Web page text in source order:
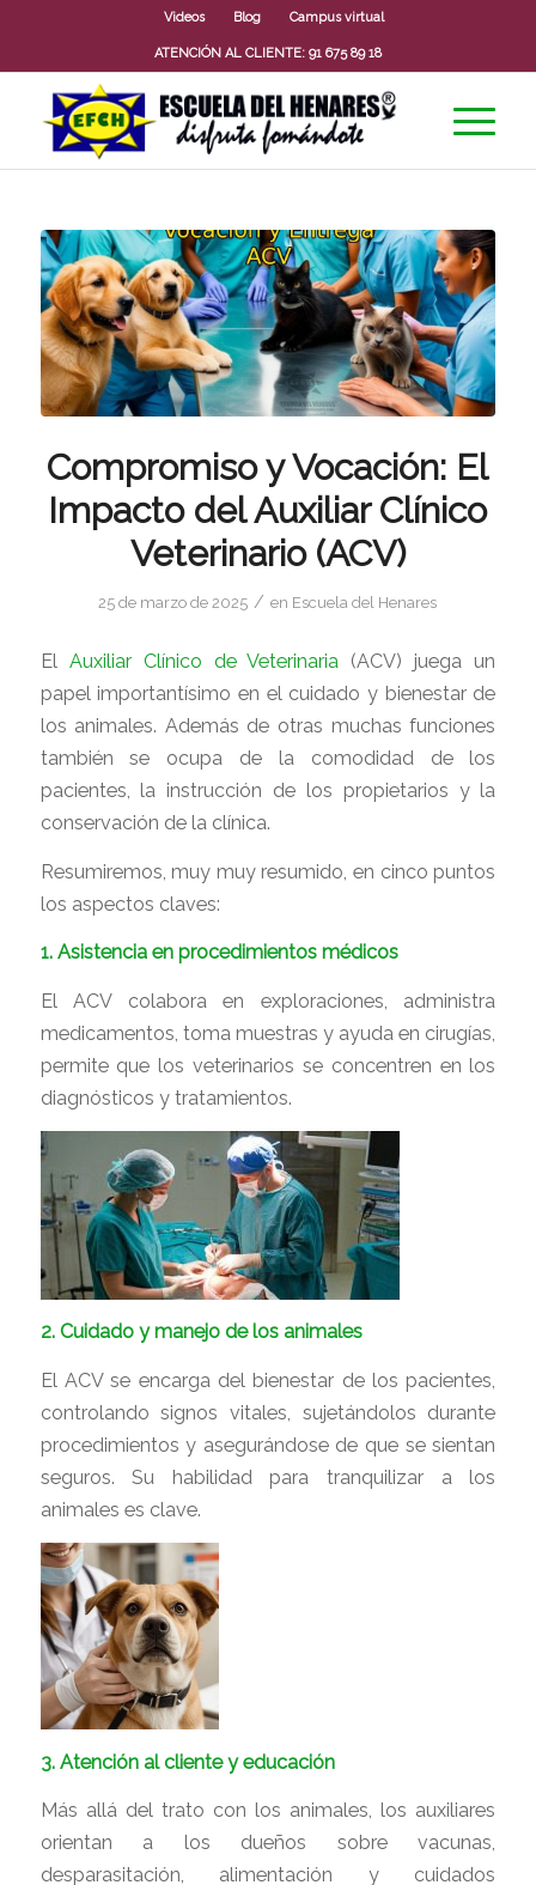
Videos Blog Campus virtual
ATENCIÓN AL CLIENTE: 91 675 89 18
Compromiso y Vocación: El
Impacto del Auxiliar Clínico
Veterinario (ACV)
25 de marzo de 2025 / en Escuela del Henares
El Auxiliar Clínico de Veterinaria (ACV) juega un
papel importantísimo en el cuidado y bienestar de
los animales. Además de otras muchas funciones
también se ocupa de la comodidad de los
pacientes, la instrucción de los propietarios y la
conservación de la clínica.
Resumiremos, muy muy resumido, en cinco puntos
los aspectos claves:
1. Asistencia en procedimientos médicos
El ACV colabora en exploraciones, administra
medicamentos, toma muestras y ayuda en cirugías,
permite que los veterinarios se concentren en los
diagnósticos y tratamientos.
2. Cuidado y manejo de los animales
El ACV se encarga del bienestar de los pacientes,
controlando signos vitales, sujetándolos durante
procedimientos y asegurándose de que se sientan
seguros. Su habilidad para tranquilizar a los
animales es clave.
3. Atención al cliente y educación
Más allá del trato con los animales, los auxiliares
orientan a los dueños sobre vacunas,
desparasitación, alimentación y cuidados